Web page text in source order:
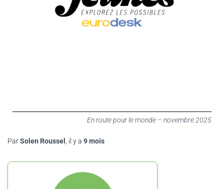
En route pour le monde – novembre 2025
ParSolen Roussel , il y a 9 mois